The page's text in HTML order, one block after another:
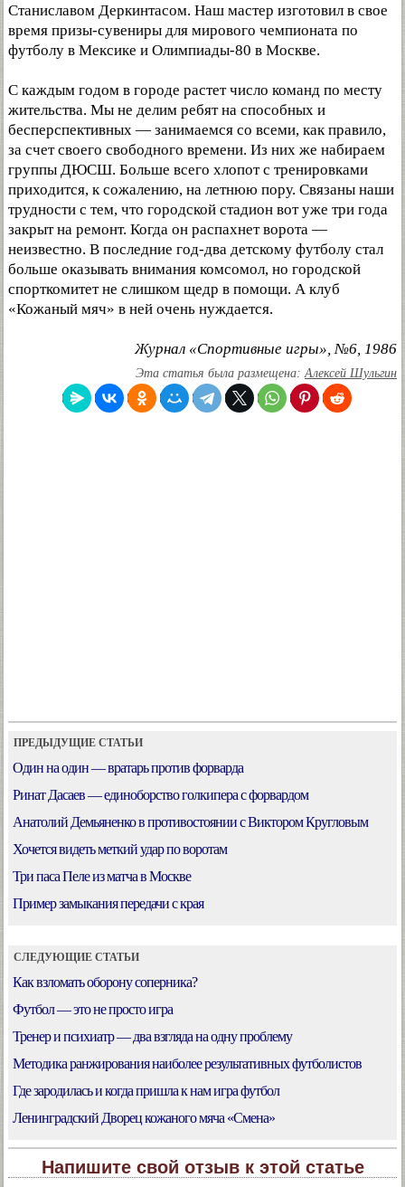
Станиславом Деркинтасом. Наш мастер изготовил в свое
время призы-сувениры для мирового чемпионата по
футболу в Мексике и Олимпиады-80 в Москве.
С каждым годом в городе растет число команд по месту
жительства. Мы не делим ребят на способных и
бесперспективных — занимаемся со всеми, как правило,
за счет своего свободного времени. Из них же набираем
группы ДЮСШ. Больше всего хлопот с тренировками
приходится, к сожалению, на летнюю пору. Связаны наши
трудности с тем, что городской стадион вот уже три года
закрыт на ремонт. Когда он распахнет ворота —
неизвестно. В последние год-два детскому футболу стал
больше оказывать внимания комсомол, но городской
спорткомитет не слишком щедр в помощи. А клуб
«Кожаный мяч» в ней очень нуждается.
Журнал «Спортивные игры», №6, 1986
Эта статья была размещена: Алексей Шульгин
ПРЕДЫДУЩИЕ СТАТЬИ
Один на один — вратарь против форварда
Ринат Дасаев — единоборство голкипера с форвардом
Анатолий Демьяненко в противостоянии с Виктором Кругловым
Хочется видеть меткий удар по воротам
Три паса Пеле из матча в Москве
Пример замыкания передачи с края
СЛЕДУЮЩИЕ СТАТЬИ
Как взломать оборону соперника?
Футбол — это не просто игра
Тренер и психиатр — два взгляда на одну проблему
Методика ранжирования наиболее результативных футболистов
Где зародилась и когда пришла к нам игра футбол
Ленинградский Дворец кожаного мяча «Смена»
Напишите свой отзыв к этой статье